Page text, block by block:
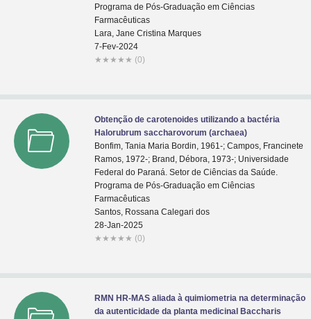
Programa de Pós-Graduação em Ciências
Farmacêuticas
Lara, Jane Cristina Marques
7-Fev-2024
★ ★ ★ ★ ★ (0)
Obtenção de carotenoides utilizando a bactéria
Halorubrum saccharovorum (archaea)
Bonfim, Tania Maria Bordin, 1961-; Campos, Francinete
Ramos, 1972-; Brand, Débora, 1973-; Universidade
Federal do Paraná. Setor de Ciências da Saúde.
Programa de Pós-Graduação em Ciências
Farmacêuticas
Santos, Rossana Calegari dos
28-Jan-2025
★ ★ ★ ★ ★ (0)
RMN HR-MAS aliada à quimiometria na determinação
da autenticidade da planta medicinal Baccharis